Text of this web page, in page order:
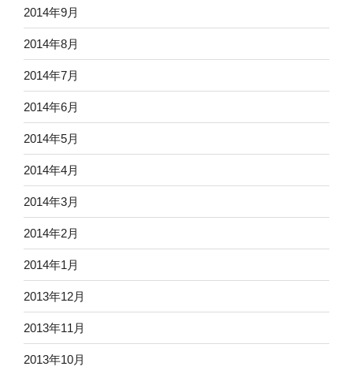
2014年9月
2014年8月
2014年7月
2014年6月
2014年5月
2014年4月
2014年3月
2014年2月
2014年1月
2013年12月
2013年11月
2013年10月